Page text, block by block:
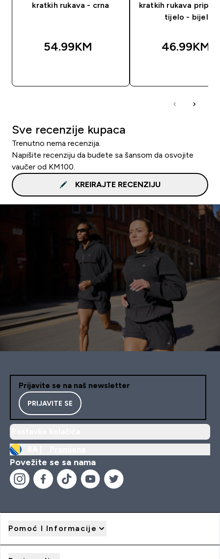
kratkih rukava - crna
54.99KM‎
kratkih rukava
tijelo - bijela
46.99KM‎
Sve recenzije kupaca
Trenutno nema recenzija.
Napišite recenziju da budete sa šansom da osvojite
vaučer od KM100.
KREIRAJTE RECENZIJU
Prijavite se na naš newsletter
PRIJAVITE SE
Povežite se sa nama
Pomoć I Informacije